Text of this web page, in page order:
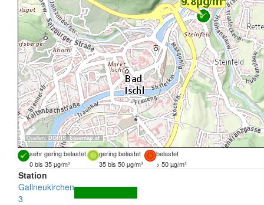
Quellen: DORIS, basemap.at
sehr gering belastet gering belastet
belastet
0 bis 35 µg/m³
35 bis 50 µg/m³ > 50 µg/m³
Station
Gallneukirchen
3